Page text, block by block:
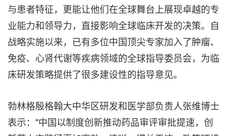
与患者特征，更能让他们在全球舞台上展现卓越的专
业能力和领导力，直接影响全球临床开发的决策。自
战略实施以来，已有多位中国顶尖专家加入了肿瘤、
免疫、心肾代谢等疾病领域的全球指导委员会，为临
床研发策略提供了很多建设性的指导意见。
勃林格殷格翰大中华区研发和医学部负责人张维博士
表示："中国以制度创新推动药品审评审批提速，创